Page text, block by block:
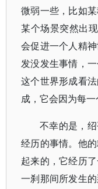
微弱一些，比如
某个场景突然出
会促进一个人精
发没发生事情，
这个世界形成看
成，它会因为每一
不幸的是，
经历的事情。他
起来的，它经历
一刹那间所发生